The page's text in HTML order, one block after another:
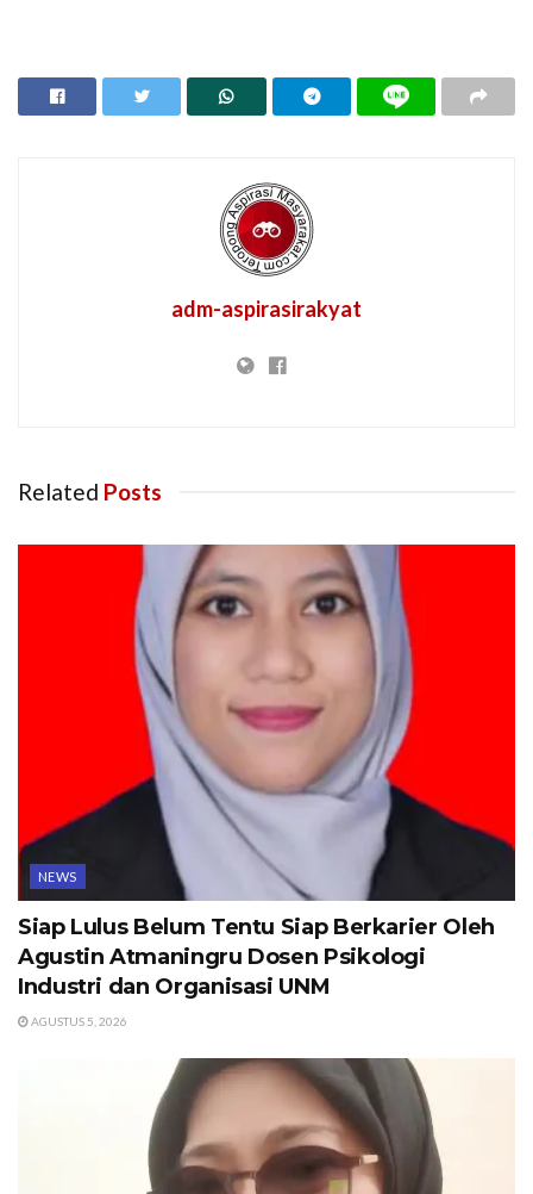
adm-aspirasirakyat
Related Posts
NEWS
Siap Lulus Belum Tentu Siap Berkarier Oleh
Agustin Atmaningru Dosen Psikologi
Industri dan Organisasi UNM
AGUSTUS 5, 2026